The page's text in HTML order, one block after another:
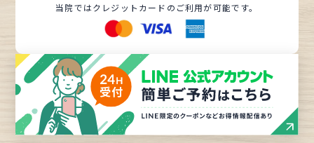
当院ではクレジットカードのご利用が可能です。